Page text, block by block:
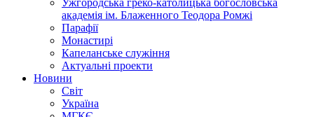
академія ім. Блаженного Теодора Ромжі
Парафії
Монастирі
Капеланське служіння
Актуальні проекти
Новини
Світ
Україна